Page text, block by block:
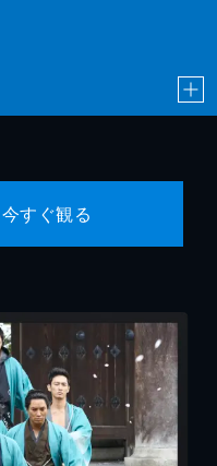
すぐ観る